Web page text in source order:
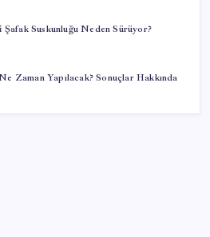
Şafak Suskunluğu Neden Sürüyor?
Zaman Yapılacak? Sonuçlar Hakkında